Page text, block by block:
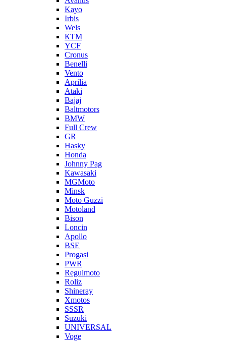
Kayo
Irbis
Wels
КТМ
YCF
Cronus
Benelli
Vento
Aprilia
Ataki
Bajaj
Baltmotors
BMW
Full Crew
GR
Hasky
Honda
Johnny Pag
Kawasaki
MGMoto
Minsk
Moto Guzzi
Motoland
Bison
Loncin
Apollo
BSE
Progasi
PWR
Regulmoto
Roliz
Shineray
Xmotos
SSSR
Suzuki
UNIVERSAL
Voge